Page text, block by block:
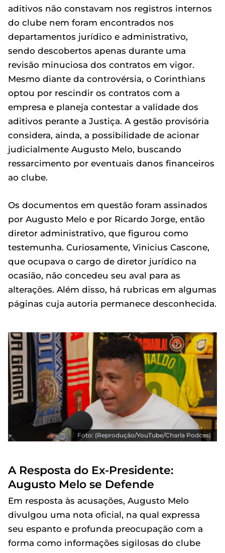
aditivos não constavam nos registros internos
do clube nem foram encontrados nos
departamentos jurídico e administrativo,
sendo descobertos apenas durante uma
revisão minuciosa dos contratos em vigor.
Mesmo diante da controvérsia, o Corinthians
optou por rescindir os contratos com a
empresa e planeja contestar a validade dos
aditivos perante a Justiça. A gestão provisória
considera, ainda, a possibilidade de acionar
judicialmente Augusto Melo, buscando
ressarcimento por eventuais danos financeiros
ao clube.
Os documentos em questão foram assinados
por Augusto Melo e por Ricardo Jorge, então
diretor administrativo, que figurou como
testemunha. Curiosamente, Vinicius Cascone,
que ocupava o cargo de diretor jurídico na
ocasião, não concedeu seu aval para as
alterações. Além disso, há rubricas em algumas
páginas cuja autoria permanece desconhecida.
Foto: (Reprodução/YouTube/Charla Podcas)
A Resposta do Ex-Presidente:
Augusto Melo se Defende
Em resposta às acusações, Augusto Melo
divulgou uma nota oficial, na qual expressa
seu espanto e profunda preocupação com a
forma como informações sigilosas do clube